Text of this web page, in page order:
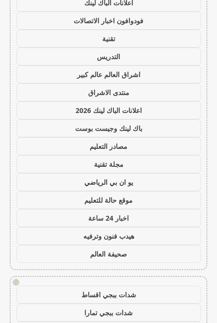
اعلانات الباك لينك
فودوافون اخبار الاتصالات
تقنية
التدريس
اشراق العالم عالم كبير
منتدى الاشراق
اعلانات الباك لينك 2026
باك لينك وجيست بوست
مصادر التعليم
مجلة تقنية
يو ان بي الرياضي
موقع حالة للتعليم
اخبار 24 ساعة
هيدب فنون وترفيه
صحيفة العالم
!
شدات ببجي اقساط
شدات ببجي تمارا